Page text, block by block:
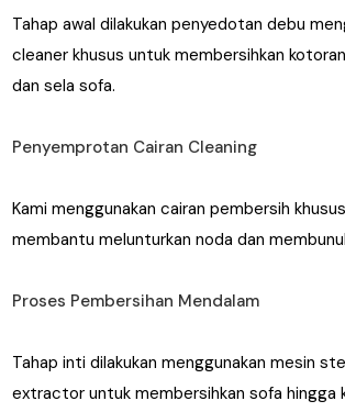
Tahap awal dilakukan penyedotan debu
cleaner khusus untuk membersihkan
dan sela sofa.
Penyemprotan Cairan Cleaning
Kami menggunakan cairan pembersih
membantu melunturkan noda dan
Proses Pembersihan Mendalam
Tahap inti dilakukan menggunakan mesin
extractor untuk membersihkan sofa hingga